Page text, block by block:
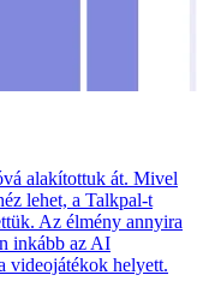
alakítottuk át. Mivel
lehet, a Talkpal-t
Az élmény annyira
inkább az AI
videojátékok helyett.